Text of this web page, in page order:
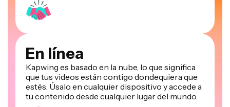
En línea
Kapwing es basado en la nube, lo que significa
que tus videos están contigo dondequiera que
estés. Úsalo en cualquier dispositivo y accede a
tu contenido desde cualquier lugar del mundo.